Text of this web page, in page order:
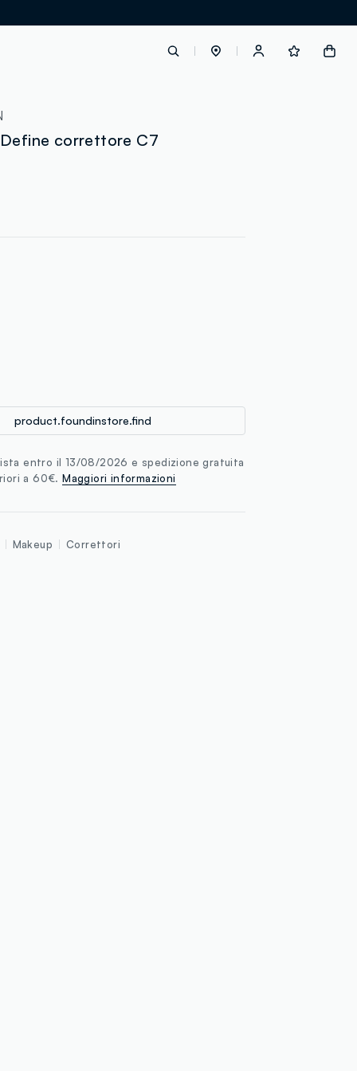
correttore C7
product.foundinstore.find
entro il 13/08/2026 e spedizione gratuita
a 60€.Maggiori informazioni
Makeup Correttori